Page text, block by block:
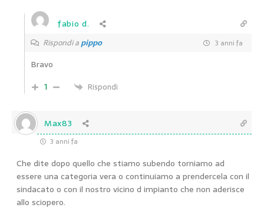
fabio d.
Rispondi apippo 3 anni fa
Bravo
1
Rispondi
Max83
3 anni fa
Che dite dopo quello che stiamo subendo torniamo ad
essere una categoria vera o continuiamo a prendercela con il
sindacato o con il nostro vicino d impianto che non aderisce
allo sciopero.